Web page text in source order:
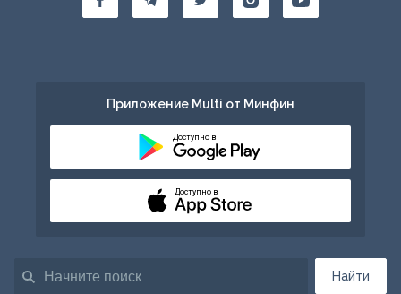
Найти
Приложение Multi от Минфин
Доступно в
Доступно в